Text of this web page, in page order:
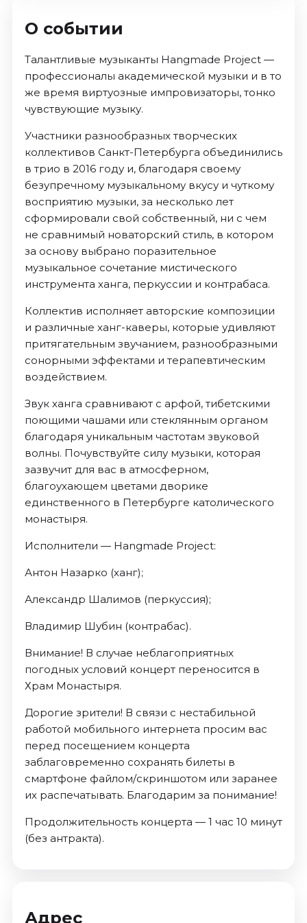
О событии
Талантливые музыканты Hangmade Project —
профессионалы академической музыки и в то
же время виртуозные импровизаторы, тонко
чувствующие музыку.
Участники разнообразных творческих
коллективов Санкт-Петербурга объединились
в трио в 2016 году и, благодаря своему
безупречному музыкальному вкусу и чуткому
восприятию музыки, за несколько лет
сформировали свой собственный, ни с чем
не сравнимый новаторский стиль, в котором
за основу выбрано поразительное
музыкальное сочетание мистического
инструмента ханга, перкуссии и контрабаса.
Коллектив исполняет авторские композиции
и различные ханг-каверы, которые удивляют
притягательным звучанием, разнообразными
сонорными эффектами и терапевтическим
воздействием.
Звук ханга сравнивают с арфой, тибетскими
поющими чашами или стеклянным органом
благодаря уникальным частотам звуковой
волны. Почувствуйте силу музыки, которая
зазвучит для вас в атмосферном,
благоухающем цветами дворике
единственного в Петербурге католического
монастыря.
Исполнители — Hangmade Project:
Антон Назарко (ханг);
Александр Шалимов (перкуссия);
Владимир Шубин (контрабас).
Внимание! В случае неблагоприятных
погодных условий концерт переносится в
Храм Монастыря.
Дорогие зрители! В связи с нестабильной
работой мобильного интернета просим вас
перед посещением концерта
заблаговременно сохранять билеты в
смартфоне файлом/скриншотом или заранее
их распечатывать. Благодарим за понимание!
Продолжительность концерта — 1 час 10 минут
(без антракта).
Адрес